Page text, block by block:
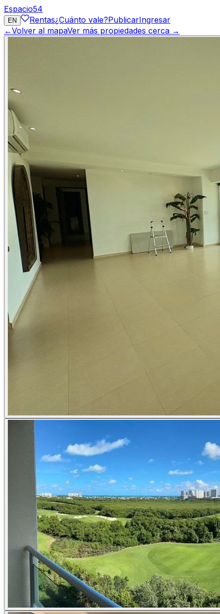
Espacio54
EN Rentas¿Cuánto vale?PublicarIngresar
←Volver al mapaVer más propiedades cerca →